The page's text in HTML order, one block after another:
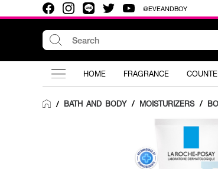
@EVEANDBOY
HOME FRAGRANCE
/ BATH AND BODY / MOISTURIZERS /